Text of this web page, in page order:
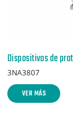
3NA3807
VER MÁS